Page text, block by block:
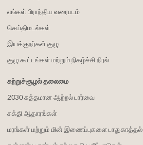
எங்கள் பிராந்திய வரைபடம்
செய்திமடல்கள்
இயக்குநர்கள் குழு
குழு கூட்டங்கள் மற்றும் நிகழ்ச்சி நிரல்
சுற்றுச்சூழல் தலைமை
2030 சுத்தமான ஆற்றல் பார்வை
சக்தி ஆதாரங்கள்
மரங்கள் மற்றும் மின் இணைப்புகளை பாதுகாத்தல்